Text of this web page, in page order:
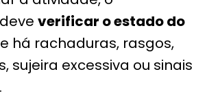
verificar o estado do
há rachaduras, rasgos,
sujeira excessiva ou sinais